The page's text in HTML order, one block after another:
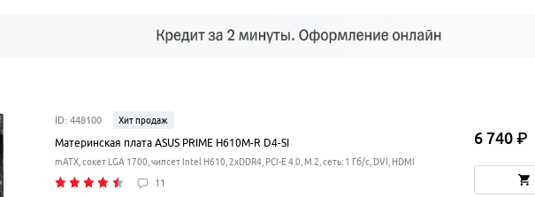
ID: 448100 Хит продаж
Материнская плата ASUS PRIME H610M-R D4-SI
mATX, сокет LGA 1700, чипсет Intel H610, 2xDDR4, PCI-E 4.0, M.2, сеть: 1 Гб/с, DVI, HDMI
11
6 740 ₽